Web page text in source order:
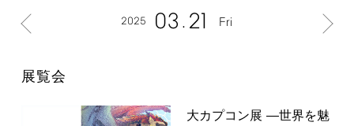
2025 03 21 Fri
展覧会
大カプコン展 ―世界を魅